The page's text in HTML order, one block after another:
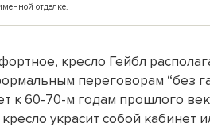
отделке.
кресло Гейбл
переговорам “без
к 60-70-м годам прошлого
украсит собой кабинет